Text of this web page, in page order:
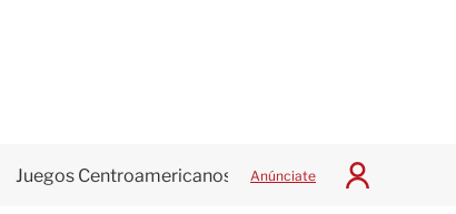
Juegos Centroamericanos Anúnciate
I